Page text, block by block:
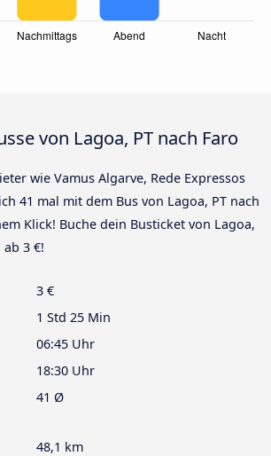
von Lagoa, PT nach Faro
wie Vamus Algarve, Rede Expressos
41 mal mit dem Bus von Lagoa, PT nach
Klick! Buche dein Busticket von Lagoa,
ab 3 €!
3 €
1 Std 25 Min
06:45 Uhr
18:30 Uhr
41 Ø
48,1 km